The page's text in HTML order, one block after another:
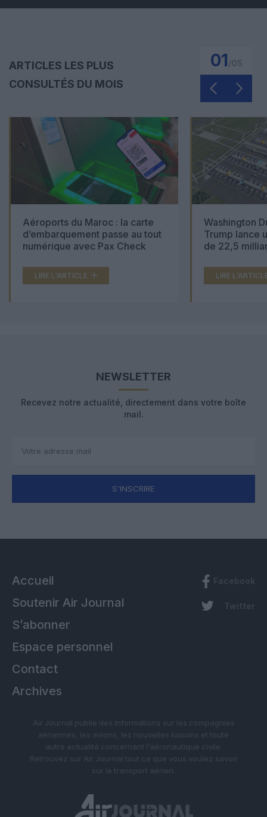
ARTICLES LES PLUS
CONSULTÉS DU MOIS
01
Aéroports du Maroc : la carte
d’embarquement passe au tout
numérique avec Pax Check
LIRE L'ARTICLE
Washington
Trump lance
de 22,5
LIRE
NEWSLETTER
Recevez notre actualité, directement dans votre boîte
mail.
S'INSCRIRE
Accueil
Soutenir Air Journal
S’abonner
Espace personnel
Contact
Archives